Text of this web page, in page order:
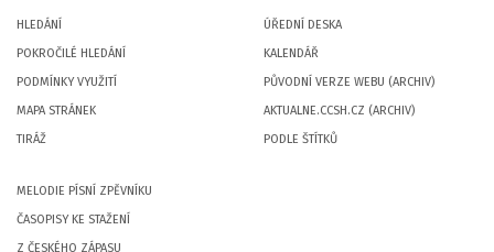
HLEDÁNÍ
POKROČILÉ HLEDÁNÍ
PODMÍNKY VYUŽITÍ
MAPA STRÁNEK
TIRÁŽ
ÚŘEDNÍ DESKA
KALENDÁŘ
PŮVODNÍ VERZE WEBU (ARCHIV)
AKTUALNE.CCSH.CZ (ARCHIV)
PODLE ŠTÍTKŮ
MELODIE PÍSNÍ ZPĚVNÍKU
ČASOPISY KE STAŽENÍ
Z ČESKÉHO ZÁPASU